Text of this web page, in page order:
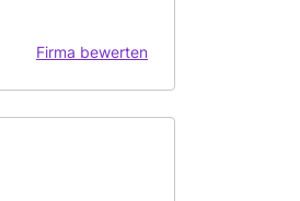
Firma bewerten